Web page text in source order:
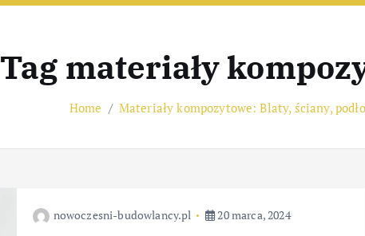
Tag materiały
Home Materiały kompozytowe: Blaty, ściany,
nowoczesni-budowlancy.pl 20 marca, 2024